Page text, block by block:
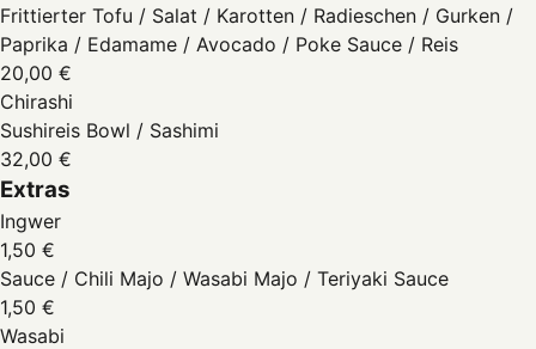
Frittierter Tofu / Salat / Karotten / Radieschen / Gurken /
Paprika / Edamame / Avocado / Poke Sauce / Reis
20,00 €
Chirashi
Sushireis Bowl / Sashimi
32,00 €
Extras
Ingwer
1,50 €
Sauce / Chili Majo / Wasabi Majo / Teriyaki Sauce
1,50 €
Wasabi